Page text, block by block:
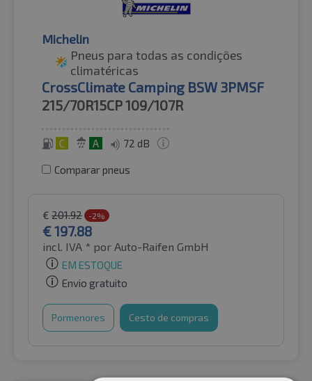
Michelin
Pneus para todas as condições
climatéricas
CrossClimate Camping BSW 3PMSF
215/70R15CP109/107R
C A 72 dB
Comparar pneus
€ 201.92 -2%
€197.88
incl. IVA * por Auto-Raifen GmbH
EM ESTOQUE
Envio gratuito
Pormenores Cesto de compras